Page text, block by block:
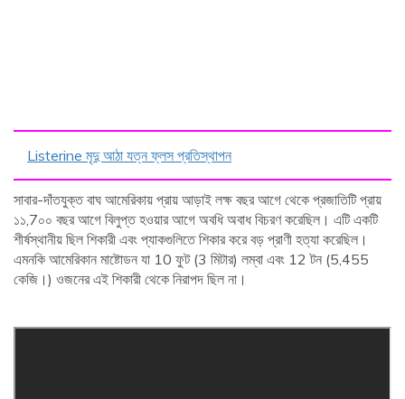
Listerine মৃদু আঠা যত্ন ফ্লস প্রতিস্থাপন
সাবার-দাঁতযুক্ত বাঘ আমেরিকায় প্রায় আড়াই লক্ষ বছর আগে থেকে প্রজাতিটি প্রায়
১১,7০০ বছর আগে বিলুপ্ত হওয়ার আগে অবধি অবাধ বিচরণ করেছিল। এটি একটি
শীর্ষস্থানীয় ছিল শিকারী এবং প্যাকগুলিতে শিকার করে বড় প্রাণী হত্যা করেছিল।
এমনকি আমেরিকান মাষ্টোডন যা 10 ফুট (3 মিটার) লম্বা এবং 12 টন (5,455
কেজি।) ওজনের এই শিকারী থেকে নিরাপদ ছিল না।